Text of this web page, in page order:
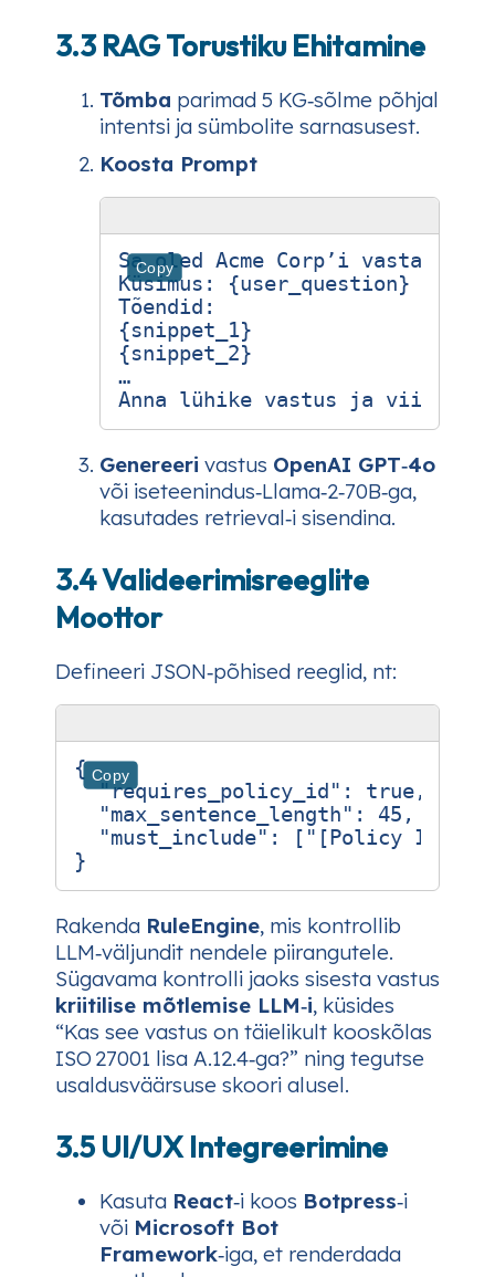
3.3 RAG Torustiku Ehitamine
Tõmba parimad 5 KG‑sõlme põhjal
intentsi ja sümbolite sarnasusest.
Koosta Prompt
Copy
Sa oled Acme Corp’i
Küsimus: {user_question}
Tõendid:
{snippet_1}
{snippet_2}
…
Genereeri vastus OpenAI GPT‑4o
või iseteenindus‑Llama‑2‑70B‑ga,
kasutades retrieval‑i sisendina.
3.4 Valideerimisreeglite
Moottor
Defineeri JSON‑põhised reeglid, nt:
Copy
{
"requires_policy_id" : true,
"max_sentence_length" : 45 ,
"must_include" : [ "[Policy ID]"
}
Rakenda RuleEngine, mis kontrollib
LLM‑väljundit nendele piirangutele.
Sügavama kontrolli jaoks sisesta vastus
kriitilise mõtlemise LLM‑i, küsides
“Kas see vastus on täielikult kooskõlas
ISO 27001 lisa A.12.4‑ga?” ning tegutse
usaldusväärsuse skoori alusel.
3.5 UI/UX Integreerimine
Kasuta React‑i koos Botpress‑i
või Microsoft Bot
Framework‑iga, et renderdada